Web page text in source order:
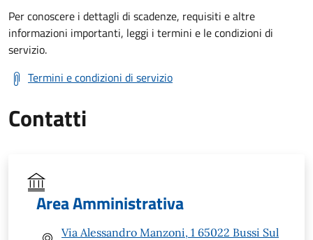
Per conoscere i dettagli di scadenze, requisiti e altre
informazioni importanti, leggi i termini e le condizioni di
servizio.
Termini e condizioni di servizio
Contatti
Area Amministrativa
Via Alessandro Manzoni, 1 65022 Bussi Sul